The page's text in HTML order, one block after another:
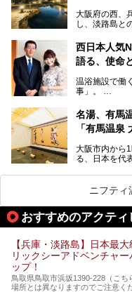
の観光スポッ
盛り込んだ日
大阪府の西、
し、淡路島と
華街をはじめ
人気観光スポ
そして、温泉
湯です。その
スーパー銭湯
きます！
西日本人気
語る、使命
温浴施設で働
事」。
ング西日本1
「神戸みなと
名湯、有馬
「有馬温泉
大阪市内から
る、日本を代
有名な「金泉
める、ある意
今回は自慢の
ニフティ
おすすめのアクティ
【兵庫・淡路島】日本最
リックシーアドベンチャ
ップ！
鳥取県鳥取市浜坂1390‐228（こ
場所とは異なりますのでご注意く